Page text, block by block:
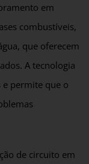
em
combustíveis,
que oferecem
A tecnologia
e permite que o
de circuito em